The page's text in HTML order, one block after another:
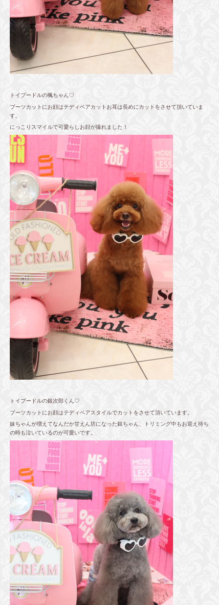
トイプードルの楓ちゃん♡
ブーツカットにお顔はテディベアカットお耳は長めにカットをさせて頂いていま
す。
にっこりスマイルで可愛らしお顔が撮れました！
トイプードルの銀次郎くん♡
ブーツカットにお顔はテディベアスタイルでカットをさせて頂いています。
妹ちゃんが増えてなんだか甘えん坊になった銀ちゃん、トリミング中もお迎え待ち
の時も泣いているのが可愛いです。